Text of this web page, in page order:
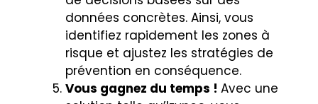
données concrètes. Ainsi, vous
identifiez rapidement les zones à
risque et ajustez les stratégies de
prévention en conséquence.
Vous gagnez du temps !Avec une